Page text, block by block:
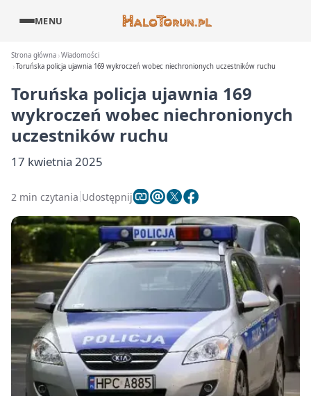
MENU
Strona główna Wiadomości
Toruńska policja ujawnia 169 wykroczeń wobec niechronionych uczestników ruchu
Toruńska policja ujawnia 169
wykroczeń wobec niechronionych
uczestników ruchu
17 kwietnia 2025
2 min czytania Udostępnij